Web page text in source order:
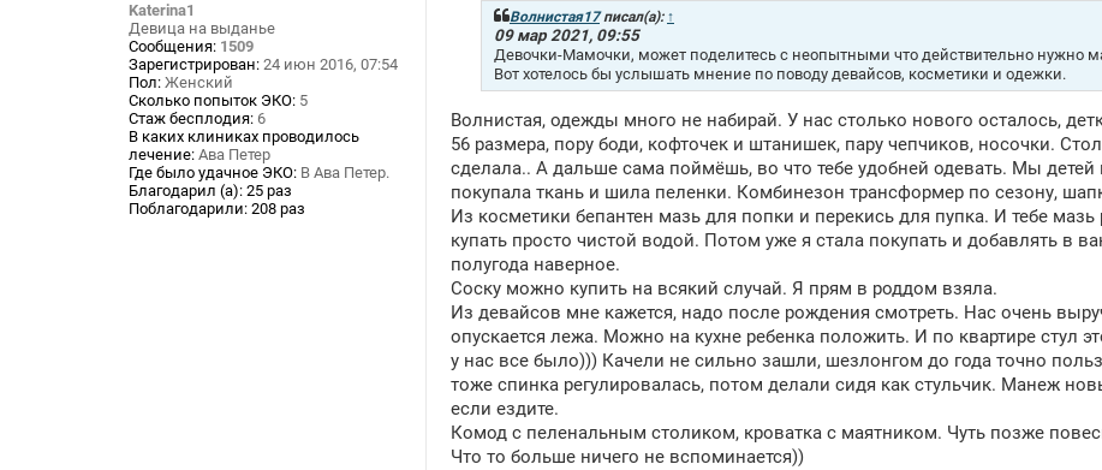
Katerina1
Девица на выданье
Сообщения: 1509
Зарегистрирован: 24 июн 2016, 07:54
Пол: Женский
Сколько попыток ЭКО: 5
Стаж бесплодия: 6
В каких клиниках проводилось
лечение: Ава Петер
Где было удачное ЭКО: В Ава Петер.
Благодарил (а): 25 раз
Поблагодарили: 208 раз
Волнистая17писал(а): ↑
09 мар 2021, 09:55
Девочки-Мамочки, может поделитесь с неопытными что действительно нужно
Вот хотелось бы услышать мнение по поводу девайсов, косметики и одежки.
Волнистая, одежды много не набирай. У нас столько нового осталось,
56 размера, пору боди, кофточек и штанишек, пару чепчиков, носочки.
сделала.. А дальше сама поймёшь, во что тебе удобней одевать. Мы
покупала ткань и шила пеленки. Комбинезон трансформер по сезону,
Из косметики бепантен мазь для попки и перекись для пупка. И тебе
купать просто чистой водой. Потом уже я стала покупать и добавлять в
полугода наверное.
Соску можно купить на всякий случай. Я прям в роддом взяла.
Из девайсов мне кажется, надо после рождения смотреть. Нас очень
опускается лежа. Можно на кухне ребенка положить. И по квартире стул
у нас все было))) Качели не сильно зашли, шезлонгом до года точно
тоже спинка регулировалась, потом делали сидя как стульчик. Манеж
если ездите.
Комод с пеленальным столиком, кроватка с маятником. Чуть позже
Что то больше ничего не вспоминается))